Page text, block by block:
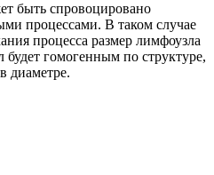
быть спровоцировано
процессами. В таком случае
процесса размер лимфоузла
будет гомогенным по структуре,
диаметре.